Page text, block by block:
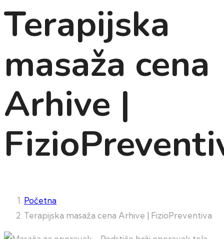
Terapijska
masaža cena
Arhive |
Početna
Terapijska masaža cena Arhive | FizioPreventiva